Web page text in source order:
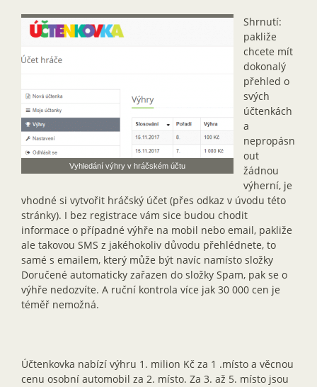
Vyhledání výhry v hráčském účtu
Shrnutí:
pakliže
chcete mít
dokonalý
přehled o
svých
účtenkách
a
nepropásn
out
žádnou
výherní, je
vhodné si vytvořit hráčský účet (přes odkaz v úvodu této
stránky). I bez registrace vám sice budou chodit
informace o případné výhře na mobil nebo email, pakliže
ale takovou SMS z jakéhokoliv důvodu přehlédnete, to
samé s emailem, který může být navíc namísto složky
Doručené automaticky zařazen do složky Spam, pak se o
výhře nedozvíte. A ruční kontrola více jak 30 000 cen je
téměř nemožná.
Účtenkovka nabízí výhru 1. milion Kč za 1 .místo a věcnou
cenu osobní automobil za 2. místo. Za 3. až 5. místo jsou